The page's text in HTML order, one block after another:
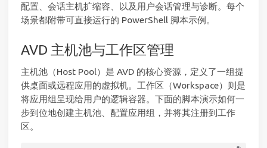
配置、会话主机扩缩容、以及用户会话管理与诊断。每个
场景都附带可直接运行的 PowerShell 脚本示例。
AVD 主机池与工作区管理
主机池（Host Pool）是 AVD 的核心资源，定义了一组提
供桌面或远程应用的虚拟机。工作区（Workspace）则是
将应用组呈现给用户的逻辑容器。下面的脚本演示如何一
步到位地创建主机池、配置应用组，并将其注册到工作
区。